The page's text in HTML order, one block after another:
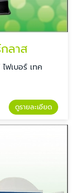
ลาส
ฟเบอร์ เทค
ดูรายละเอียด